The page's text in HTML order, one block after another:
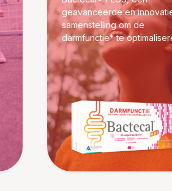
geavanceerde en
samenstelling om de
darmfunctie* te